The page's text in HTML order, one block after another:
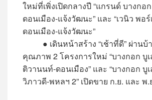
ใหม่ที่เพิ่งเปิดกลางปี “แกรนด์ บางกอ
ดอนเมือง-แจ้งวัฒนะ” และ “เวนิว พอ
ดอนเมือง-แจ้งวัฒนะ”
● เดินหน้าสร้าง “เช้าที่ดี” ผ่านบ้
คุณภาพ 2 โครงการใหม่ “บางกอก บู
ติวานนท์-ดอนเมือง” และ “บางกอก บู
วิภาวดี-พหลฯ 2” เปิดขาย ก.ย. และ พ